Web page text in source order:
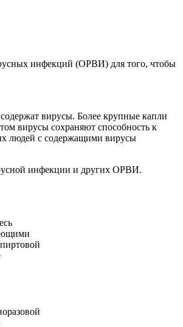
инфекций (ОРВИ) для того, чтобы
вирусы. Более крупные капли
вирусы сохраняют способность к
людей с содержащими вирусы
инфекции и других ОРВИ.